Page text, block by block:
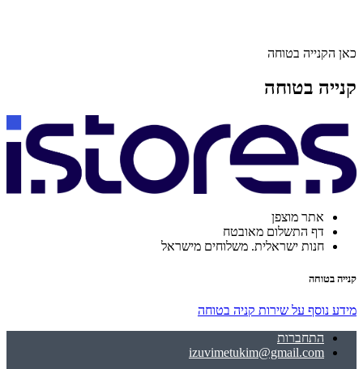
כאן הקנייה בטוחה
קנייה בטוחה
אתר מוצפן
דף התשלום מאובטח
חנות ישראלית. משלוחים מישראל
קנייה בטוחה
מידע נוסף על שירות קניה בטוחה
התחברות
izuvimetukim@gmail.com